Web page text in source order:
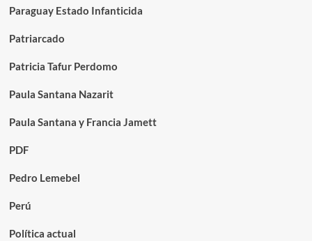
Paraguay Estado Infanticida
Patriarcado
Patricia Tafur Perdomo
Paula Santana Nazarit
Paula Santana y Francia Jamett
PDF
Pedro Lemebel
Perú
Política actual